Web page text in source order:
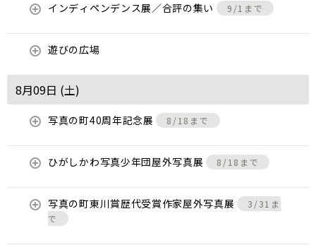
インディペンデンス展／合評の集い 9/1まで
遊びの広場
8月09日 (土)
写真の町40周年記念展 8/18まで
ひがしかわ写真少年団屋外写真展 8/18まで
写真の町東川賞歴代受賞作家屋外写真展
3/31ま
で